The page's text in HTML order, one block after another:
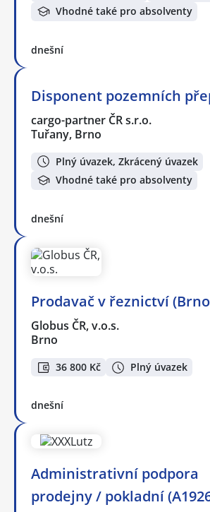
Vhodné také pro absolventy
dnešní
Disponent pozemních
cargo-partner ČR s.r.o.
Tuřany, Brno
Plný úvazek, Zkrácený úvazek
Vhodné také pro absolventy
dnešní
Prodavač v řeznictví
Globus ČR, v.o.s.
Brno
36 800 Kč Plný úvazek
dnešní
Administrativní podpora
prodejny / pokladní